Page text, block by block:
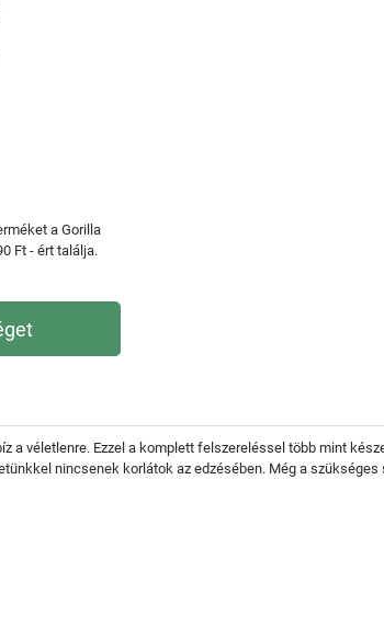
a Gorilla
Ft - ért találja.
a véletlenre. Ezzel a komplett felszereléssel több mint
nincsenek korlátok az edzésében. Még a